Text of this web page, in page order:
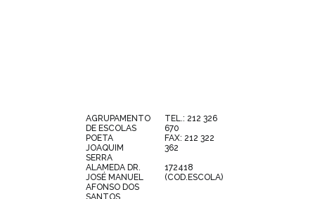
AGRUPAMENTO
DE ESCOLAS
POETA
JOAQUIM
SERRA
ALAMEDA DR.
JOSÉ MANUEL
AFONSO DOS
SANTOS
TEL.: 212 326
670
FAX: 212 322
362
172418
(COD.ESCOLA)